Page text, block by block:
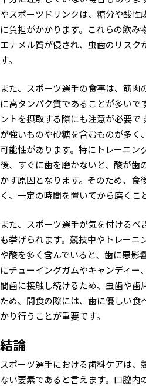
やスポーツドリンクは、糖分や酸性
に負担がかかります。これらの飲み
エナメル質が侵され、虫歯のリスク
す。
また、スポーツ選手の食事は、筋肉
に高タンパク質であることが多いで
ントを摂取する際にも注意が必要で
が強いものや砂糖を含むものが多く
可能性があります。特にトレーニン
後、すぐに歯を磨かないと、酸が歯
かす原因となります。そのため、食
く、一定の時間を置いてから磨くこ
また、スポーツ選手が気を付けるべ
も挙げられます。競技中やトレーニ
や酸を多く含んでいると、歯に悪影
にチューイングガムやキャンディー
間歯に接触し続けるため、虫歯や歯
ため、間食の際には、歯に優しい食
かり行うことが重要です。
結論
スポーツ選手における歯科ケアは、
ない要素であると言えます。口腔内